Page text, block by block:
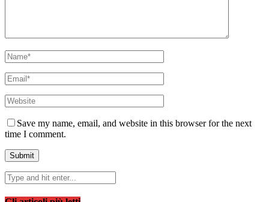
Save my name, email, and website in this browser for the next
time I comment.